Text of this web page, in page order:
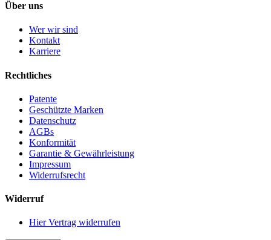
Über uns
Wer wir sind
Kontakt
Karriere
Rechtliches
Patente
Geschützte Marken
Datenschutz
AGBs
Konformität
Garantie & Gewährleistung
Impressum
Widerrufsrecht
Widerruf
Hier Vertrag widerrufen